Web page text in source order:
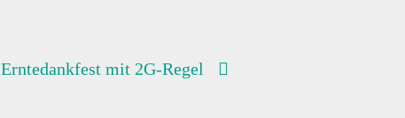
Erntedankfest mit 2G-Regel